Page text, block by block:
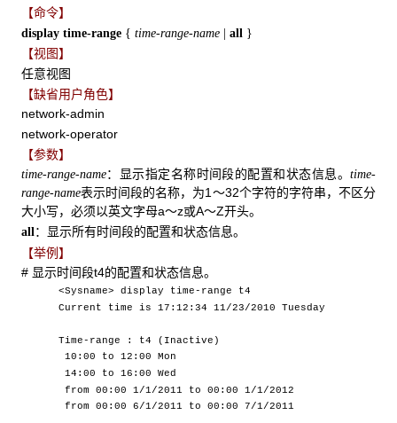
【命令】
display time-range { time-range-name | all }
【视图】
任意视图
【缺省用户角色】
network-admin
network-operator
【参数】
time-range-name：显示指定名称时间段的配置和状态信息。 time-
range-name表示时间段的名称，为1～32个字符的字符串，不区分
大小写，必须以英文字母a～z或A～Z开头。
all ：显示所有时间段的配置和状态信息。
【举例】
# 显示时间段t4的配置和状态信息。
<Sysname> display time-range t4
Current time is 17:12:34 11/23/2010 Tuesday
Time-range : t4 (Inactive)
10:00 to 12:00 Mon
14:00 to 16:00 Wed
from 00:00 1/1/2011 to 00:00 1/1/2012
from 00:00 6/1/2011 to 00:00 7/1/2011